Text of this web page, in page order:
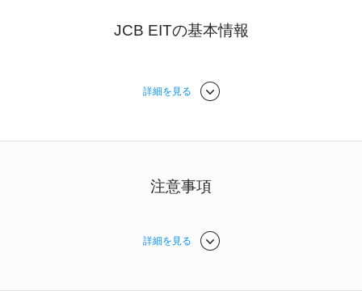
JCB EITの基本情報
詳細を見る
注意事項
詳細を見る